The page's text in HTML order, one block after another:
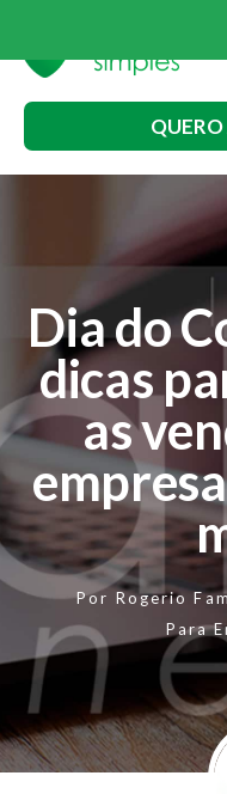
Dia do
dicas
as
Por Rogerio
Para